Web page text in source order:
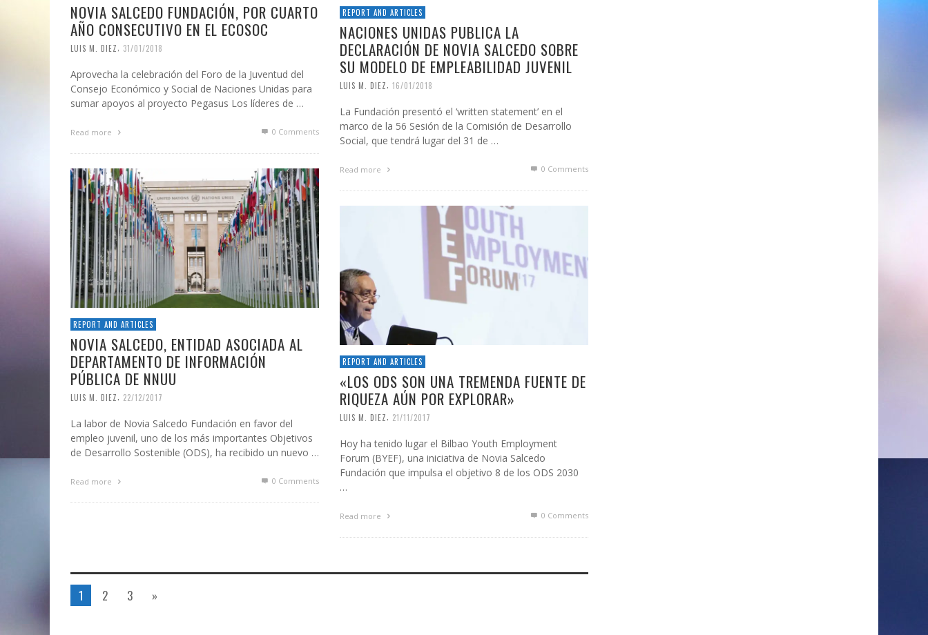
NOVIA SALCEDO FUNDACIÓN, POR CUARTO
AÑO CONSECUTIVO EN EL ECOSOC
LUIS M. DIEZ 31/01/2018
Aprovecha la celebración del Foro de la Juventud del
Consejo Económico y Social de Naciones Unidas para
sumar apoyos al proyecto Pegasus Los líderes de …
Read more 0 Comments
REPORT AND ARTICLES
NACIONES UNIDAS PUBLICA LA
DECLARACIÓN DE NOVIA SALCEDO SOBRE
SU MODELO DE EMPLEABILIDAD JUVENIL
LUIS M. DIEZ 16/01/2018
La Fundación presentó el ‘written statement’ en el
marco de la 56 Sesión de la Comisión de Desarrollo
Social, que tendrá lugar del 31 de …
Read more 0 Comments
REPORT AND ARTICLES
NOVIA SALCEDO, ENTIDAD ASOCIADA AL
DEPARTAMENTO DE INFORMACIÓN
PÚBLICA DE NNUU
LUIS M. DIEZ 22/12/2017
La labor de Novia Salcedo Fundación en favor del
empleo juvenil, uno de los más importantes Objetivos
de Desarrollo Sostenible (ODS), ha recibido un nuevo …
Read more 0 Comments
REPORT AND ARTICLES
«LOS ODS SON UNA TREMENDA FUENTE DE
RIQUEZA AÚN POR EXPLORAR»
LUIS M. DIEZ 21/11/2017
Hoy ha tenido lugar el Bilbao Youth Employment
Forum (BYEF), una iniciativa de Novia Salcedo
Fundación que impulsa el objetivo 8 de los ODS 2030
…
Read more 0 Comments
1 2 3 »